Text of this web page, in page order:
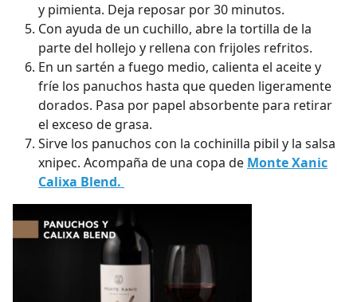
y pimienta. Deja reposar por 30 minutos.
Con ayuda de un cuchillo, abre la tortilla de la
parte del hollejo y rellena con frijoles refritos.
En un sartén a fuego medio, calienta el aceite y
fríe los panuchos hasta que queden ligeramente
dorados. Pasa por papel absorbente para retirar
el exceso de grasa.
Sirve los panuchos con la cochinilla pibil y la salsa
xnipec. Acompaña de una copa de Monte Xanic
Calixa Blend.